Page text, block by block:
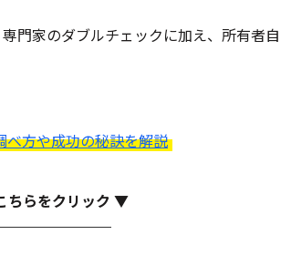
門家のダブルチェックに加え、所有者自
方や成功の秘訣を解説
ちらをクリック ▼